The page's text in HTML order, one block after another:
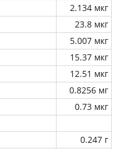
2.134 мкг
23.8 мкг
5.007 мкг
15.37 мкг
12.51 мкг
0.8256 мг
0.73 мкг
0.247 г